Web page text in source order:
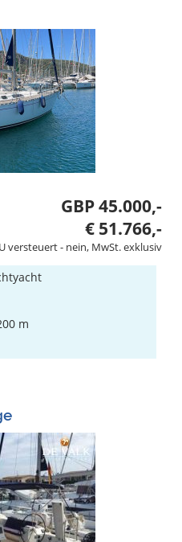
GBP 45.000,-
€ 51.766,-
versteuert - nein, MwSt. exklusiv
m